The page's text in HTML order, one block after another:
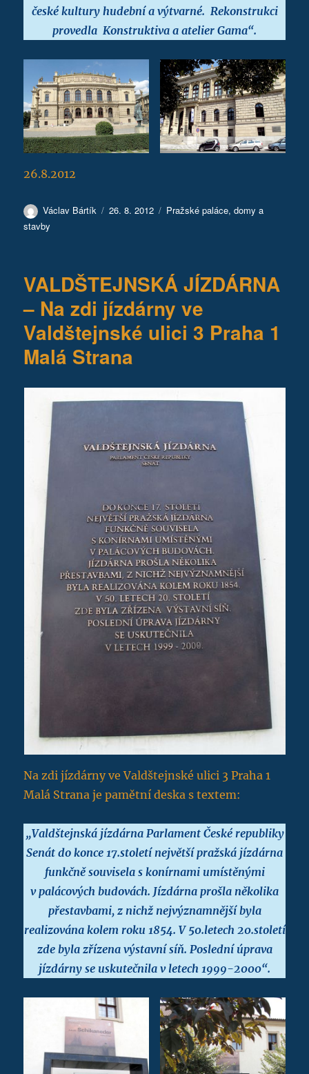
české kultury hudební a výtvarné. Rekonstrukci
provedla Konstruktiva a atelier Gama“.
26.8.2012
Autor:
Václav Bártík Publikováno:
26. 8. 2012 Rubriky:
Pražské paláce, domy a
stavby
VALDŠTEJNSKÁ JÍZDÁRNA
– Na zdi jízdárny ve
Valdštejnské ulici 3 Praha 1
Malá Strana
Na zdi jízdárny ve Valdštejnské ulici 3 Praha 1
Malá Strana je pamětní deska s textem:
„Valdštejnská jízdárna Parlament České republiky
Senát do konce 17.století největší pražská jízdárna
funkčně souvisela s konírnami umístěnými
v palácových budovách. Jízdárna prošla několika
přestavbami, z nichž nejvýznamnější byla
realizována kolem roku 1854. V 50.letech 20.století
zde byla zřízena výstavní síň. Poslední úprava
jízdárny se uskutečnila v letech 1999-2000“.